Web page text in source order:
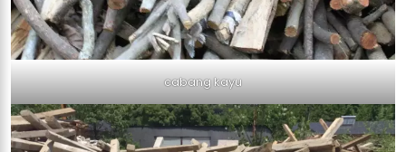
cabang kayu